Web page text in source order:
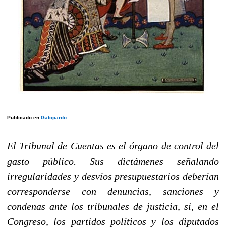
Publicado en Gatopardo
El Tribunal de Cuentas es el órgano de control del
gasto público. Sus dictámenes señalando
irregularidades y desvíos presupuestarios deberían
corresponderse con denuncias, sanciones y
condenas ante los tribunales de justicia, si, en el
Congreso, los partidos políticos y los diputados